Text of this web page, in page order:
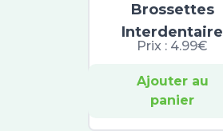
Brossettes
Interdentaire
Prix : 4.99€
Ajouter au
panier